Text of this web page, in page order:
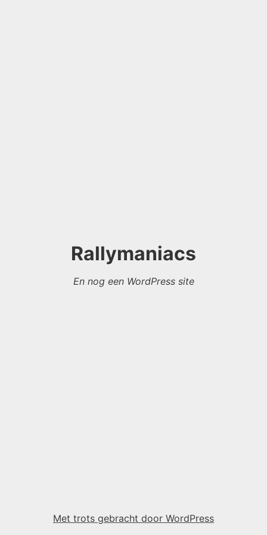
Rallymaniacs
En nog een WordPress site
Met trots gebracht door WordPress